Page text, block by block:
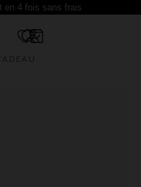
en 4 fois sans frais